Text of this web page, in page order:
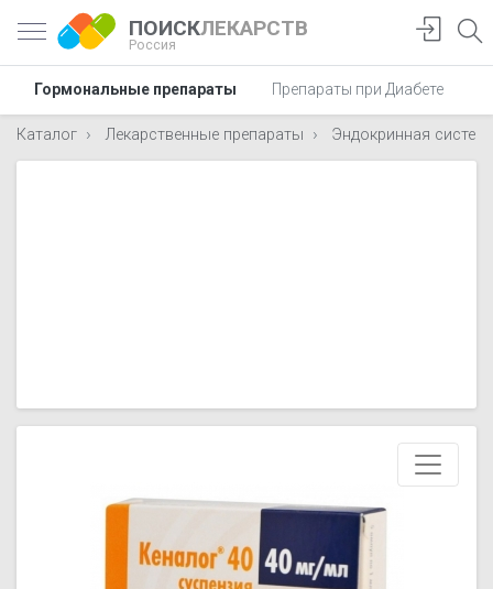
ПОИСКЛЕКАРСТВ
Россия
Гормональные препараты Препараты при Диабете
Каталог Лекарственные препараты Эндокринная